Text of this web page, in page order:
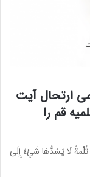
ارتحال آیت
قم را
ثُلْمَةٌ لَا يَسُدُّهَا شَيْءٌ إِلَى